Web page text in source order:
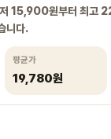
저 15,900원부터 최고
니다.
평균가
19,780원